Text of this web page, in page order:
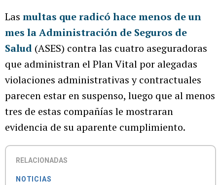
Las multas que radicó hace menos de un
mes la Administración de Seguros de
Salud (ASES) contra las cuatro aseguradoras
que administran el Plan Vital por alegadas
violaciones administrativas y contractuales
parecen estar en suspenso, luego que al menos
tres de estas compañías le mostraran
evidencia de su aparente cumplimiento.
RELACIONADAS
NOTICIAS